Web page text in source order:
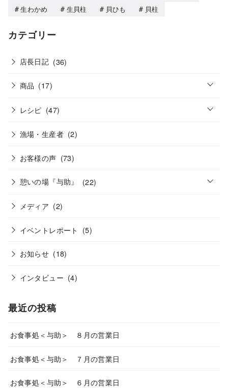
生わかめ
生貝柱 貝ひも 貝柱
カテゴリー
店長日記 (36)
商品 (17) o
n
レシピ (47) o
漁場・生産者 (2)
お客様の声 (73)
憩いの場『与助』 (22) o
メディア (2)
イベントレポート (5)
お知らせ (18)
インタビュー (4)
最近の投稿
お食事処＜与助＞ ８月の営業日
お食事処＜与助＞ ７月の営業日
お食事処＜与助＞ ６月の営業日